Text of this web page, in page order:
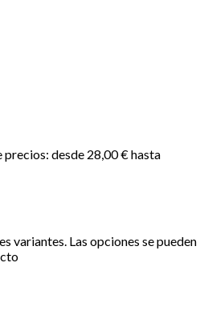
precios: desde 28,00 € hasta
variantes. Las opciones se pueden